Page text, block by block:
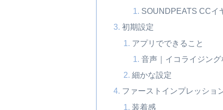
SOUNDPEATS CCイ
初期設定
アプリでできること
音声｜イコライジング
細かな設定
ファーストインプレッショ
装着感